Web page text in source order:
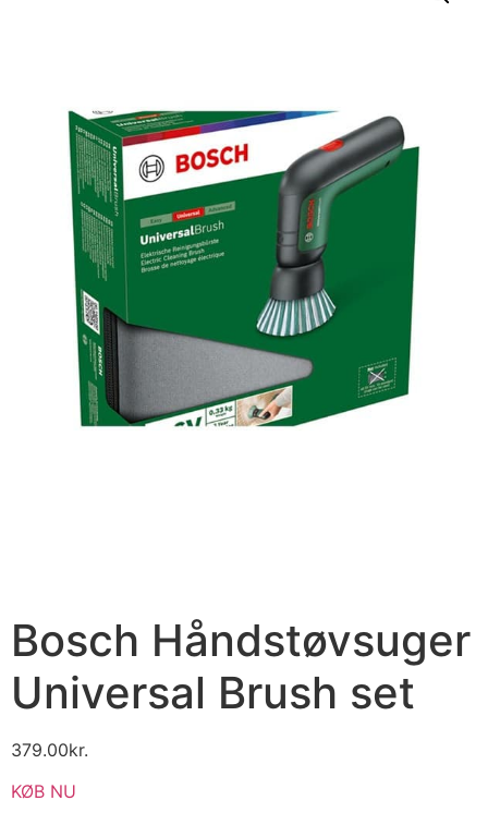
Bosch Håndstøvsuger
Universal Brush set
379.00kr.
KØB NU